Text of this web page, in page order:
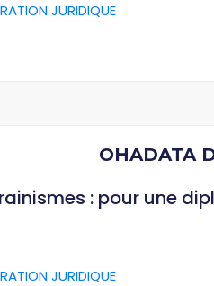
JURIDIQUE
OHADATA
: pour une
JURIDIQUE